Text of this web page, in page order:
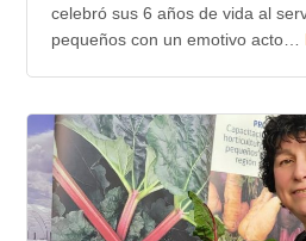
celebró sus 6 años de vida al
pequeños con un emotivo acto…